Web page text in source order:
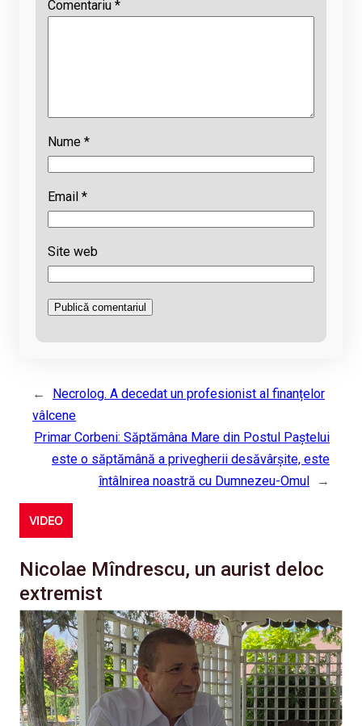
Comentariu *
Nume *
Email *
Site web
←
Necrolog. A decedat un profesionist al finanțelor
vâlcene
Primar Corbeni: Săptămâna Mare din Postul Paștelui
este o săptămână a privegherii desăvârșite, este
întâlnirea noastră cu Dumnezeu-Omul
→
VIDEO
Nicolae Mîndrescu, un aurist deloc
extremist